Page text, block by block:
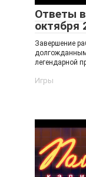
Ответы
октября
Завершение
легендарной
Игры